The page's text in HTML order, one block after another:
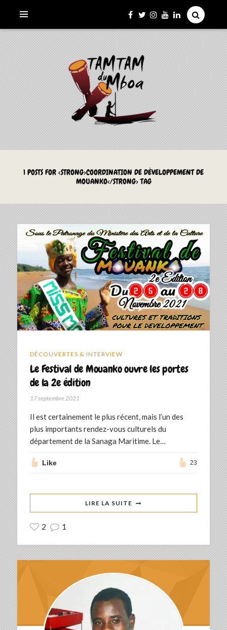
LE TAMTAM DU MBOA
La Culture du Mboa Dévoilée !
1 POSTS FOR <STRONG>COORDINATION DE DÉVELOPPEMENT DE
MOUANKO</STRONG> TAG
DÉCOUVERTES & INTERVIEW
Le Festival de Mouanko ouvre les portes
de la 2e édition
17 septembre 2021
Il est certainement le plus récent, mais l’un des
plus importants rendez-vous culturels du
département de la Sanaga Maritime. Le…
Like 23
LIRE LA SUITE
2 1